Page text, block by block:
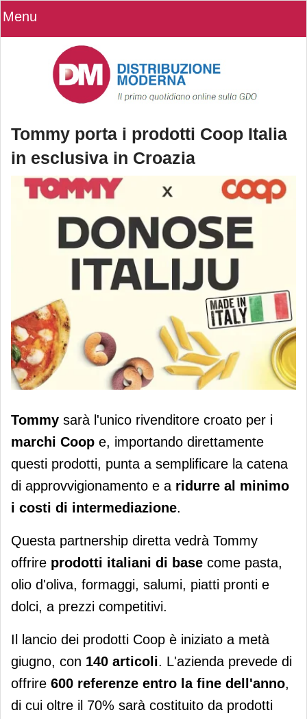
Menu
Tommy porta i prodotti Coop Italia
in esclusiva in Croazia
Tommy porta i prodotti Coop Italia in
esclusiva in Croazia
Tommy sarà l'unico rivenditore croato per i
marchi Coop e, importando direttamente
questi prodotti, punta a semplificare la catena
di approvvigionamento e a ridurre al minimo
i costi di intermediazione.
Questa partnership diretta vedrà Tommy
offrire prodotti italiani di base come pasta,
olio d'oliva, formaggi, salumi, piatti pronti e
dolci, a prezzi competitivi.
Il lancio dei prodotti Coop è iniziato a metà
giugno, con 140 articoli. L'azienda prevede di
offrire 600 referenze entro la fine dell'anno,
di cui oltre il 70% sarà costituito da prodotti